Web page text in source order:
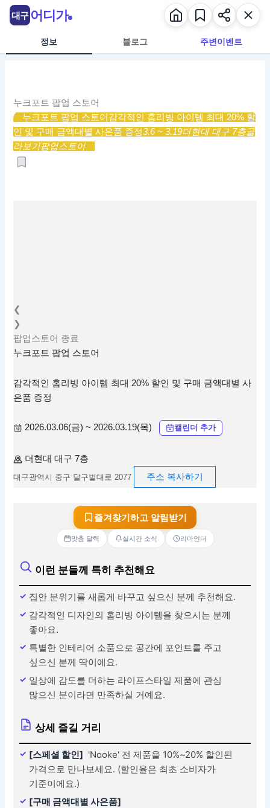
정보 블로그 주변이벤트
누크포트 팝업 스토어
누크포트 팝업 스토어 감각적인 홈리빙 아이템 최대 20% 할
인 및 구매 금액대별 사은품 증정3.6 ~ 3.19더현대 대구 7층골
라보기팝업스토어
❮
❯
팝업스토어 종료
누크포트 팝업 스토어
감각적인 홈리빙 아이템 최대 20% 할인 및 구매 금액대별 사
은품 증정
2026.03.06(금) ~ 2026.03.19(목) 캘린더 추가
더현대 대구 7층
대구광역시 중구 달구벌대로 2077 주소 복사하기
즐겨찾기하고 알림받기
맞춤 달력 실시간 소식 리마인더
이런 분들께 특히 추천해요
집안 분위기를 새롭게 바꾸고 싶으신 분께 추천해요.
감각적인 디자인의 홈리빙 아이템을 찾으시는 분께
좋아요.
특별한 인테리어 소품으로 공간에 포인트를 주고
싶으신 분께 딱이에요.
일상에 감도를 더하는 라이프스타일 제품에 관심
많으신 분이라면 만족하실 거예요.
상세 즐길 거리
[스페셜 할인] 'Nooke' 전 제품을 10%~20% 할인된
가격으로 만나보세요. (할인율은 최초 소비자가
기준이에요.)
[구매 금액대별 사은품]
대구 어디가